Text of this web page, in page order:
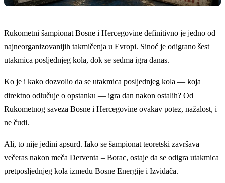
Rukometni šampionat Bosne i Hercegovine definitivno je jedno od
najneorganizovanijih takmičenja u Evropi. Sinoć je odigrano šest
utakmica posljednjeg kola, dok se sedma igra danas.
Ko je i kako dozvolio da se utakmica posljednjeg kola — koja
direktno odlučuje o opstanku — igra dan nakon ostalih? Od
Rukometnog saveza Bosne i Hercegovine ovakav potez, nažalost, i
ne čudi.
Ali, to nije jedini apsurd. Iako se šampionat teoretski završava
večeras nakon meča Derventa – Borac, ostaje da se odigra utakmica
pretposljednjeg kola između Bosne Energije i Izviđača.